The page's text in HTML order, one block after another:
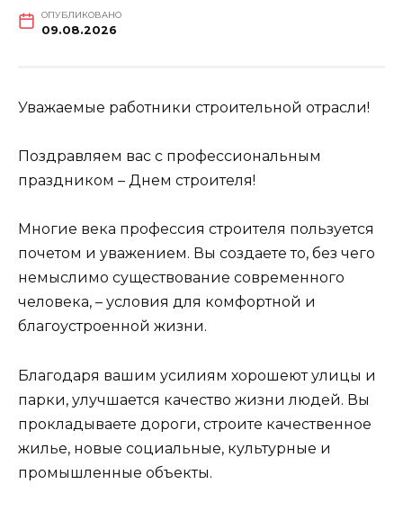
ОПУБЛИКОВАНО
09.08.2026
Уважаемые работники строительной отрасли!
Поздравляем вас с профессиональным
праздником – Днем строителя!
Многие века профессия строителя пользуется
почетом и уважением. Вы создаете то, без чего
немыслимо существование современного
человека, – условия для комфортной и
благоустроенной жизни.
Благодаря вашим усилиям хорошеют улицы и
парки, улучшается качество жизни людей. Вы
прокладываете дороги, строите качественное
жилье, новые социальные, культурные и
промышленные объекты.